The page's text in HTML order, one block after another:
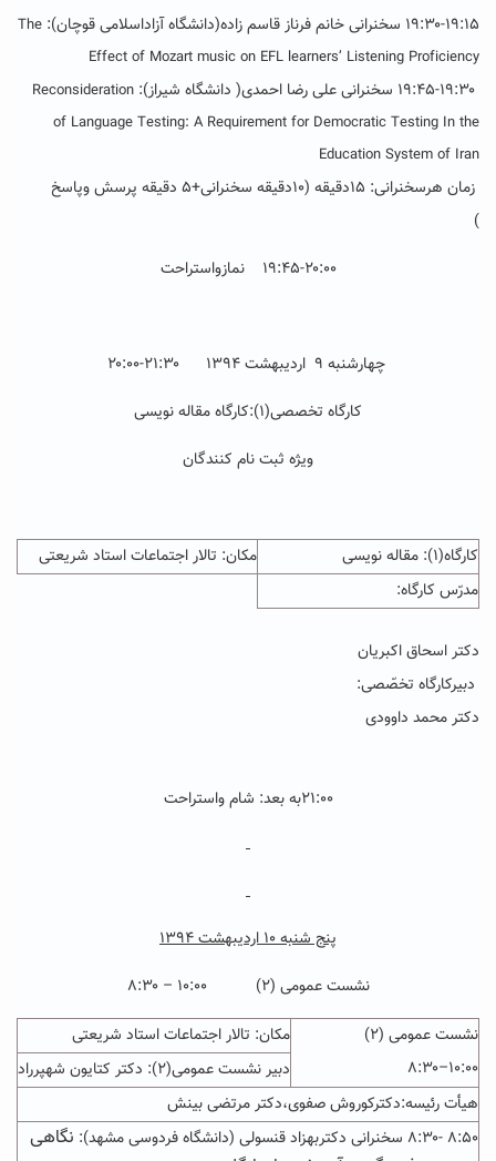
۱۹:۳۰-۱۹:۱۵ سخنرانی خانم فرناز قاسم زاده(دانشگاه آزاداسلامی قوچان):
The
Effect of Mozart music on EFL learners’ Listening Proficiency
سخنرانیعلی رضا احمدی( دانشگاه شیراز): Reconsideration
of Language Testing: A Requirement for Democratic Testing In the
Education System of Iran
زمان هرسخنرانی: ۱۵دقیقه (۱۰دقیقه سخنرانی+۵ دقیقه پرسش وپاسخ
)
۱۹:۴۵-۲۰:۰۰ نمازواستراحت
چهارشنبه ۹ اردیبهشت ۱۳۹۴ ۲۱:۳۰-۲۰:۰۰
کارگاه تخصصی(۱) :کارگاه مقاله نویسی
ویژه ثبت نام کنندگان
کارگاه(۱): مقاله نویسی
مکان: تالار اجتماعات استاد شریعتی
مدرّس کارگاه:
دکتر اسحاق اکبریان
دبیرکارگاه تخصّصی:
دکتر محمد داوودی
۲۱:۰۰به بعد: شام واستراحت
پنج شنبه ۱۰ اردیبهشت ۱۳۹۴
نشست عمومی (۲) ۱۰:۰۰
– ۸:۳۰
نشست عمومی (۲)
۱۰:۰۰–۸:۳۰
مکان: تالار اجتماعات استاد شریعتی
دبیر نشست عمومی(۲): دکتر کتایون شهپرراد
هیأت رئیسه:دکترکوروش صفوی،دکتر مرتضی بینش
۸:۵۰ -۸:۳۰ سخنرانی دکتربهزاد قنسولی (دانشگاه فردوسی مشهد):
نگاهی